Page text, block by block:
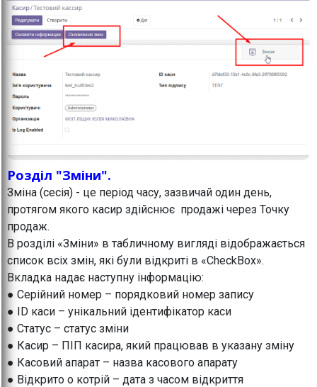
Розділ "Зміни".
Зміна (сесія) - це період часу, зазвичай один день,
протягом якого касир здійснює продажі через Точку
продаж.
В розділі «Зміни» в табличному вигляді відображається
список всіх змін, які були відкриті в «CheckBox».
Вкладка надає наступну інформацію:
● Серійний номер – порядковий номер запису
● ID каси – унікальний ідентифікатор каси
● Статус – статус зміни
● Касир – ПІП касира, який працював в указану зміну
● Касовий апарат – назва касового апарату
● Відкрито о котрій – дата з часом відкриття